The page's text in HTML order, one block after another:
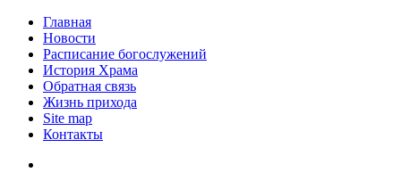
Главная
Новости
Расписание богослужений
История Храма
Обратная связь
Жизнь прихода
Site map
Контакты